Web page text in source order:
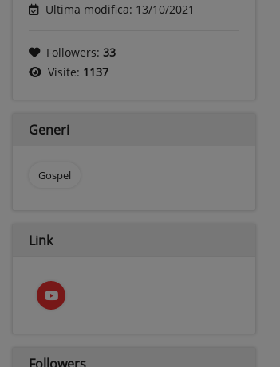
Ultima modifica: 13/10/2021
Followers: 33
Visite: 1137
Generi
Gospel
Link